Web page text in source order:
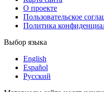
О проекте
Пользовательское
Политика
Выбор языка
English
Español
Русский